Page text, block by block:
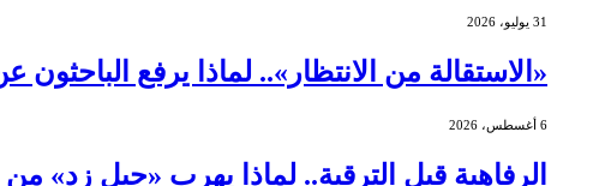
31 يوليو، 2026
«الاستقالة من الانتظار».. لماذا يرفع الباحثون
6 أغسطس، 2026
الرفاهية قبل الترقية.. لماذا يهرب «جيل زد»